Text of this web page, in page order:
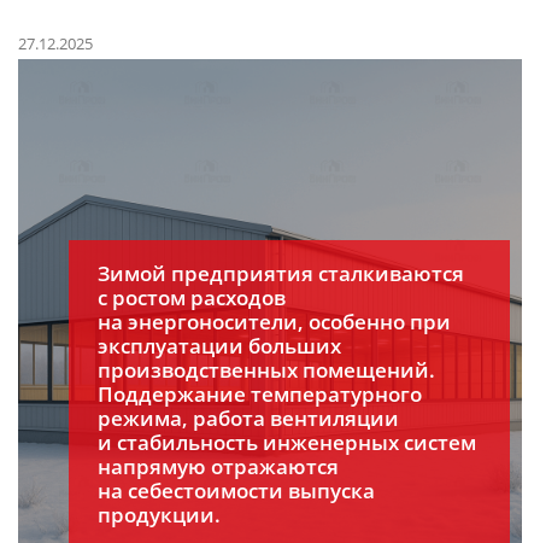
27.12.2025
Зимой предприятия сталкиваются
с ростом расходов
на энергоносители, особенно при
эксплуатации больших
производственных помещений.
Поддержание температурного
режима, работа вентиляции
и стабильность инженерных систем
напрямую отражаются
на себестоимости выпуска
продукции.